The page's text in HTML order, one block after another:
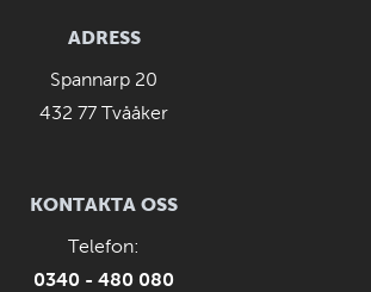
ADRESS
Spannarp 20
432 77 Tvååker
KONTAKTA OSS
Telefon:
0340 - 480 080